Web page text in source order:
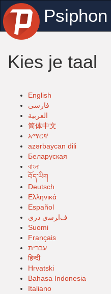
Psiphon
Kies je taal
English
فارسی
العربية
简体中文
አማርኛ
azərbaycan dili
Беларуская
বাংলা
བོད་ཡིག
Deutsch
Ελληνικά
Español
ﻑﺍﺮﺳی ﺩﺭی
Suomi
Français
עברית
हिन्दी
Hrvatski
Bahasa Indonesia
Italiano